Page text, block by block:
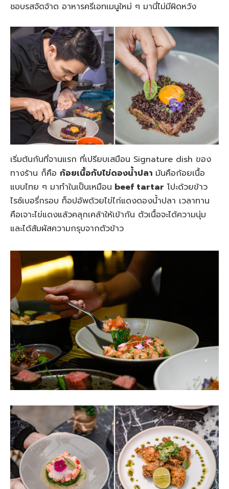
ชอบรสจัดจ้าด อาหารครีเอทเมนูใหม่ ๆ มานี่ไม่มีผิดหวัง
เริ่มต้นกันที่จานแรก ที่เปรียบเสมือน Signature dish ของ
ทางร้าน ก็คือ ก้อยเนื้อกับไข่ดองน้ำปลา มันคือก้อยเนื้อ
แบบไทย ๆ มาทำในเป็นเหมือน beef tartar โปะด้วยข้าว
ไรซ์เบอรี่กรอบ ท็อปอัพด้วยไข่ไก่แดงดองน้ำปลา เวลาทาน
คือเจาะไข่แดงแล้วคลุกเคล้าให้เข้ากัน ตัวเนื้อจะได้ความนุ่ม
และได้สัมผัสความกรุบจากตัวข้าว